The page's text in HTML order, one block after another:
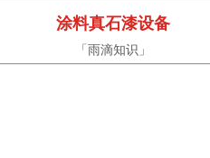
涂料真石漆设备
「雨滴知识」